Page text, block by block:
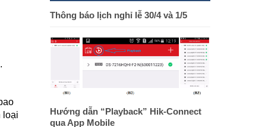
loại
Thông báo lịch nghỉ lễ 30/4 và 1/5
Hướng dẫn “Playback” Hik-Connect
qua App Mobile